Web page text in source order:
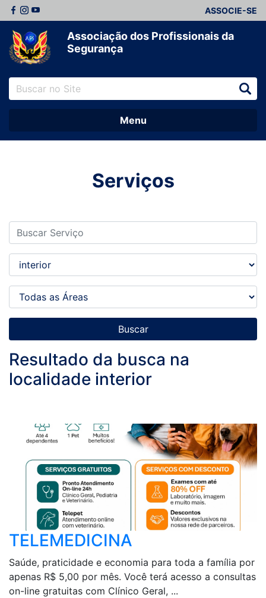
ASSOCIE-SE
Associação dos Profissionais da
Segurança
Menu
Serviços
Buscar
Resultado da busca na
localidade interior
TELEMEDICINA
Saúde, praticidade e economia para toda a família por
apenas R$ 5,00 por mês. Você terá acesso a consultas
on-line gratuitas com Clínico Geral, ...